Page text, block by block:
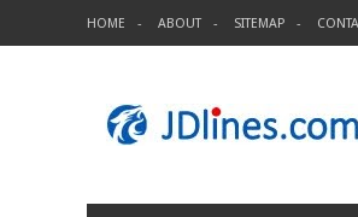
HOME ABOUT SITEMAP